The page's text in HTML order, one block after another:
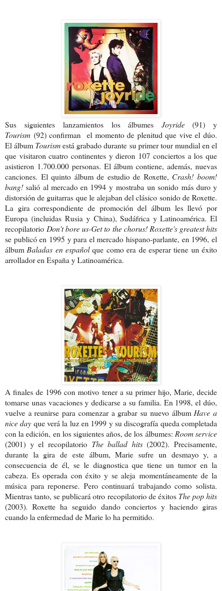
Sus siguienteslanzamientos los álbumes Joyride(91) y
Tourism (92) confirman el momento de plenitud que vive el dúo.
El álbum Tourismestá grabado durante su primer tour mundial en el
que visitaron cuatro continentes y dieron 107 conciertos a los que
asistieron 1.700.000 personas. El álbum contiene, además, nuevas
canciones. El quinto álbum de estudio de Roxette, Crash! boom!
bang! salió al mercado en 1994 y mostraba un sonido más duro y
distorsión de guitarras que le alejaban del clásico sonido de Roxette.
La gira correspondiente de promoción del álbum les llevó por
Europa (incluidas Rusia y China), Sudáfrica y Latinoamérica. El
recopilatorioDon't bore us-Get to the chorus! Roxette's greatest hits
se publicó en 1995 y para el mercado hispano-parlante, en 1996, el
álbumBaladas en españolque como era de esperar tiene un éxito
arrollador en España y Latinoamérica.
A finales de 1996 con motivo tener a su primer hijo, Marie, decide
tomarse unas vacaciones y dedicarse a su familia. En 1998, el dúo,
vuelve a reunirse para comenzar a grabar su nuevo álbumHave a
nice day que verá la luz en 1999 y su discografía queda completada
con la edición, en los siguientes años, de los álbumes: Room service
(2001) y el recopilatorio The ballad hits(2002). Precisamente,
durante la gira de este álbum, Marie sufre un desmayo y, a
consecuencia de él, se le diagnostica que tiene un tumor en la
cabeza. Es operada con éxito y se aleja momentáneamente de la
música para reponerse. Pero continuará trabajando como solista.
Mientras tanto, se publicará otro recopilatorio de éxitos The pop hits
(2003). Roxette ha seguido dando conciertos y haciendo giras
cuando la enfermedad de Marie lo ha permitido.